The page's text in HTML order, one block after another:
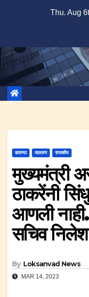
Thu. Aug
बातम्या मालवण राजकीय
मुख्यमंत्री
ठाकरेंनी
आणली
सचिव निलेश
By Loksanvad News
MAR 14, 2023